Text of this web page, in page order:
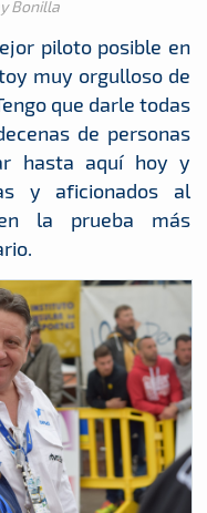
Bonilla
piloto posible en
muy orgulloso de
que darle todas
de personas
hasta aquí hoy y
y aficionados al
la prueba más